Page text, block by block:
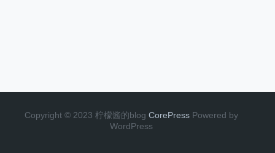
Copyright © 2023 柠檬酱的blog CorePress Powered by
WordPress